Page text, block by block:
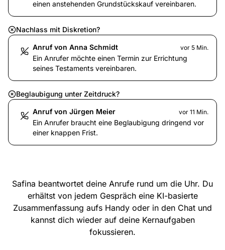
einen anstehenden Grundstückskauf vereinbaren.
Nachlass mit Diskretion?
Anruf von Anna Schmidt vor 5 Min.
Ein Anrufer möchte einen Termin zur Errichtung
seines Testaments vereinbaren.
Beglaubigung unter Zeitdruck?
Anruf von Jürgen Meier vor 11 Min.
Ein Anrufer braucht eine Beglaubigung dringend vor
einer knappen Frist.
Safina beantwortet deine Anrufe rund um die Uhr. Du
erhältst von jedem Gespräch eine KI-basierte
Zusammenfassung aufs Handy oder in den Chat und
kannst dich wieder auf deine Kernaufgaben
fokussieren.